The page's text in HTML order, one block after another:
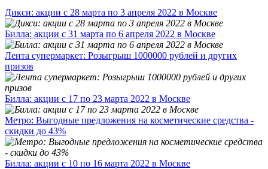
Дикси: акции с 28 марта по 3 апреля 2022 в Москве
Билла: акции с 31 марта по 6 апреля 2022 в Москве
Лента супермаркет: Розыгрыш 1000000 рублей и других
призов
Билла: акции с 17 по 23 марта 2022 в Москве
Метро: Выгодные предложения на косметические средства -
скидки до 43%
Билла: акции с 10 по 16 марта 2022 в Москве